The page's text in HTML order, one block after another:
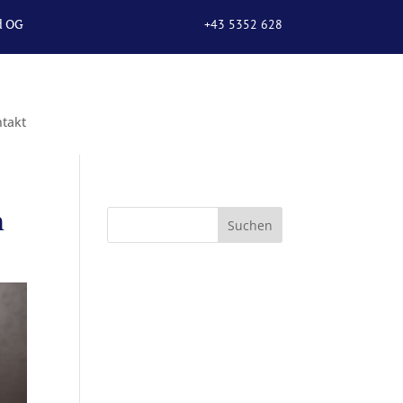
OG +43 5352 628